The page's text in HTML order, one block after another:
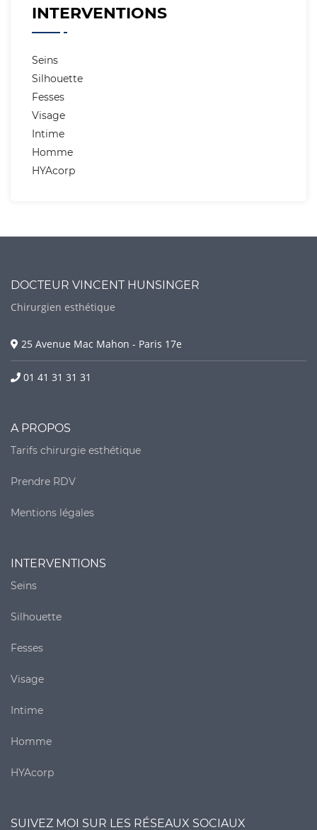
INTERVENTIONS
Seins
Silhouette
Fesses
Visage
Intime
Homme
HYAcorp
DOCTEUR VINCENT HUNSINGER
Chirurgien esthétique
25 Avenue Mac Mahon - Paris 17e
01 41 31 31 31
A PROPOS
Tarifs chirurgie esthétique
Prendre RDV
Mentions légales
INTERVENTIONS
Seins
Silhouette
Fesses
Visage
Intime
Homme
HYAcorp
SUIVEZ MOI SUR LES RÉSEAUX SOCIAUX